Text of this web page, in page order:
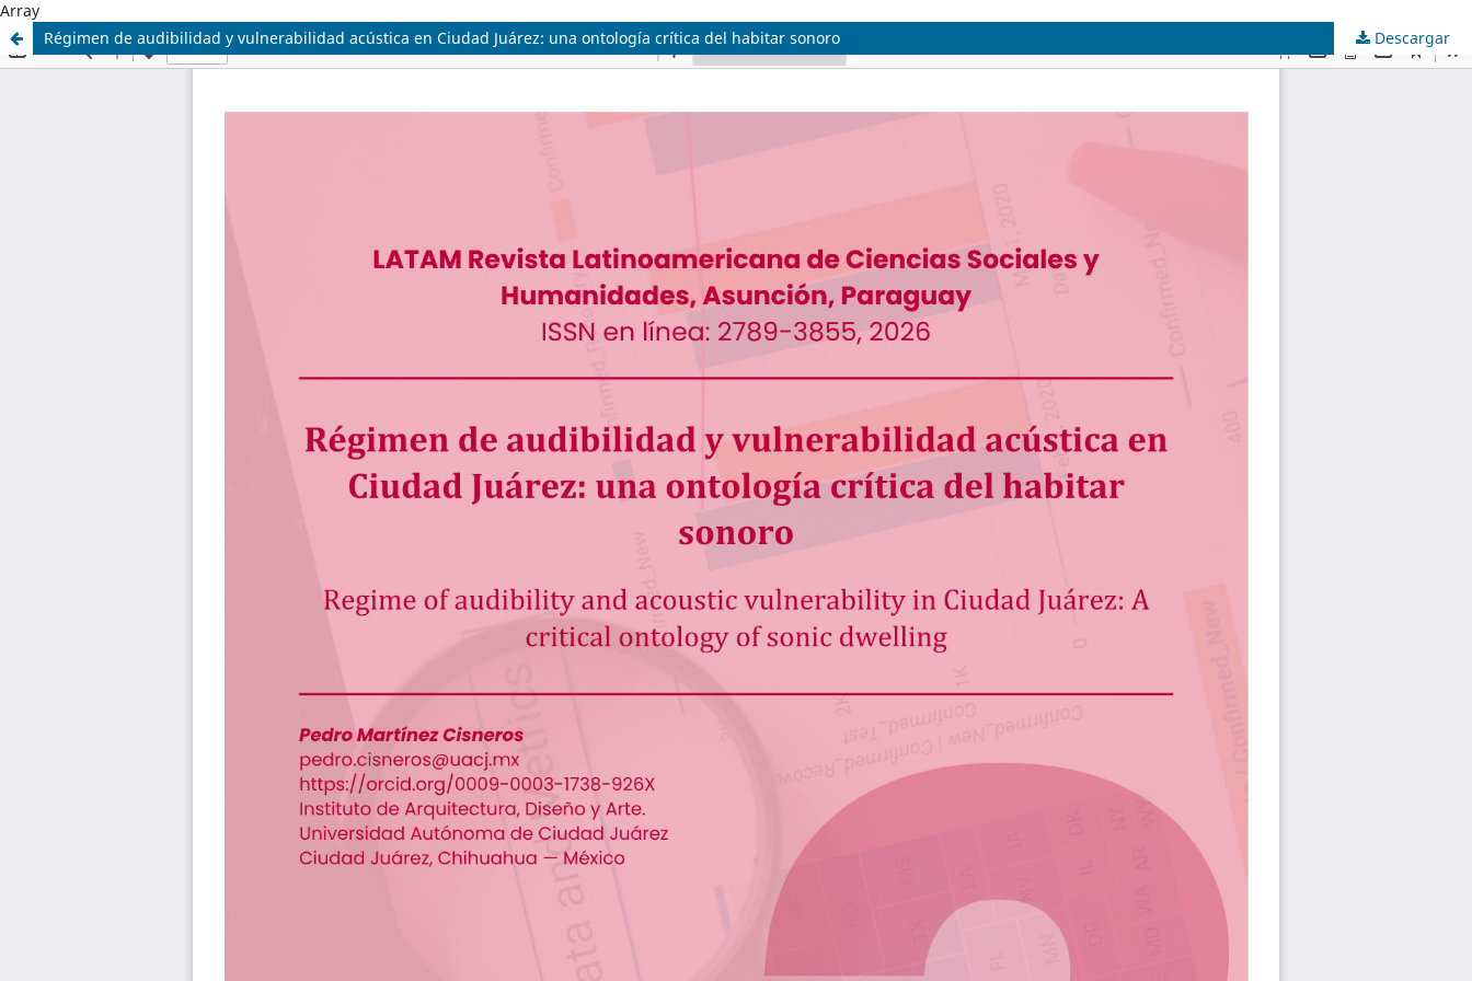
Array
Régimen de audibilidad y vulnerabilidad acústica en Ciudad Juárez: una ontología crítica del habitar sonoro
Descargar